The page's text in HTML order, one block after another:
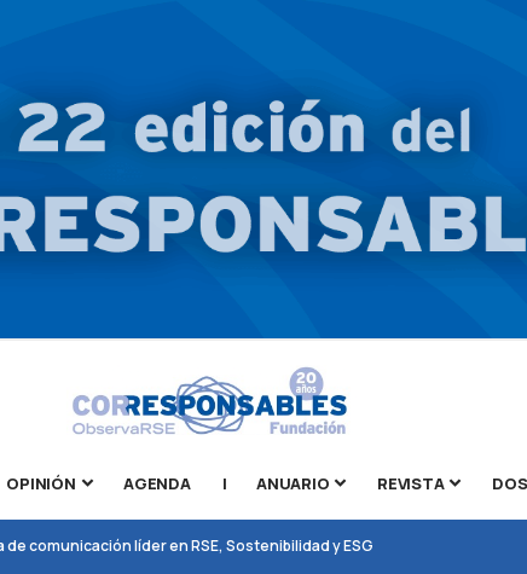
OPINIÓN AGENDA | ANUARIO REVISTA
comunicación líder en RSE, Sostenibilidad y ESG